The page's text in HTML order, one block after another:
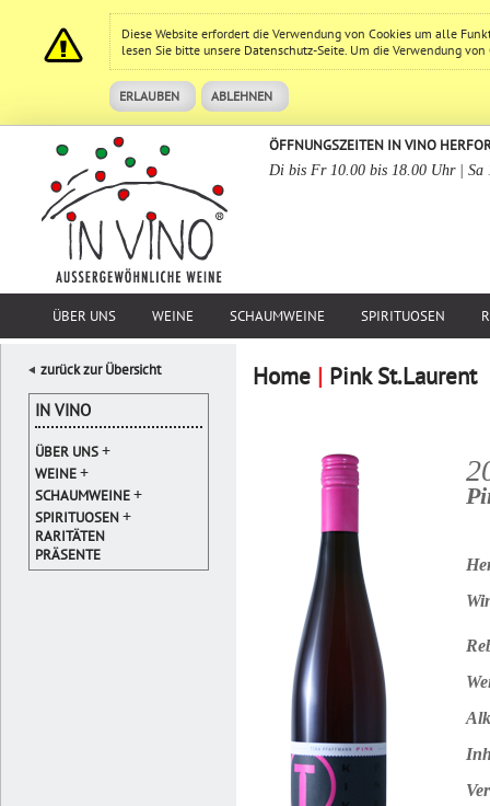
Diese Website erfordert die Verwendung von Cookies um alle
lesen Sie bitte unsere Datenschutz-Seite. Um die Verwendung
ERLAUBEN ABLEHNEN
ÖFFNUNGSZEITEN IN VINO
Di bis Fr 10.00 bis 18.00 Uhr | Sa
ÜBER UNS WEINE SCHAUMWEINE SPIRITUOSEN
Home | Pink St.Laurent
zurück zur Übersicht
IN VINO
ÜBER UNS+
WEINE+
SCHAUMWEINE+
SPIRITUOSEN+
RARITÄTEN
PRÄSENTE